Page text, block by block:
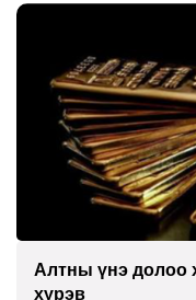
Сурагчдын
цамц орууллаа